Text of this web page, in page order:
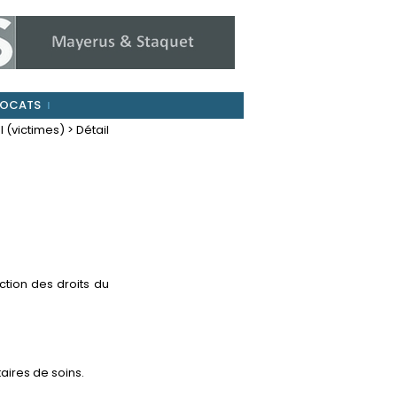
(victimes) > Détail
des droits du
de soins.